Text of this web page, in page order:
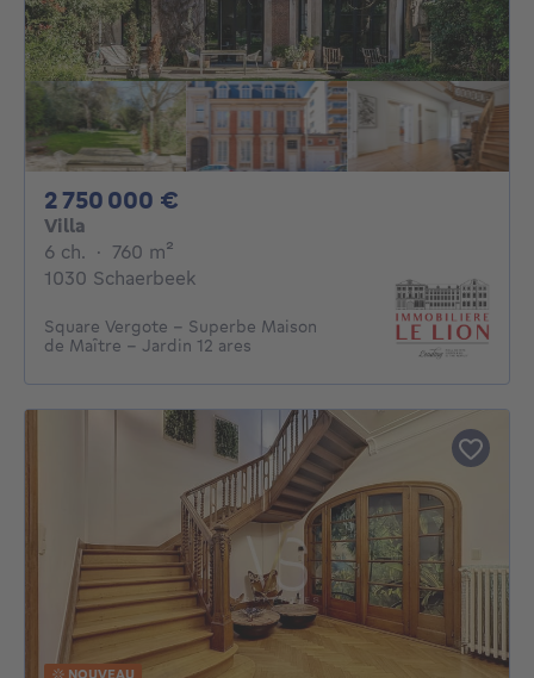
2 750 000 €
Villa
6 ch. 6 chambres
· 760 m²
1030 Schaerbeek
Square Vergote - Superbe Maison
de Maître - Jardin 12 ares
NOUVEAU